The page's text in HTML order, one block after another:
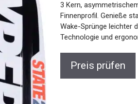
3 Kern,
Finnenprofil. Genieße
Wake-Sprünge leichter
Technologie und
Preis prüfen
Schaue dir jetzt die
Jetzt